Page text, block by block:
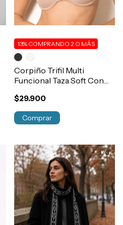
Corpiño Trifil Multi
Funcional Taza Soft Con
$29.900
13% COMPRANDO 2 O MÁS
Comprar
1/3